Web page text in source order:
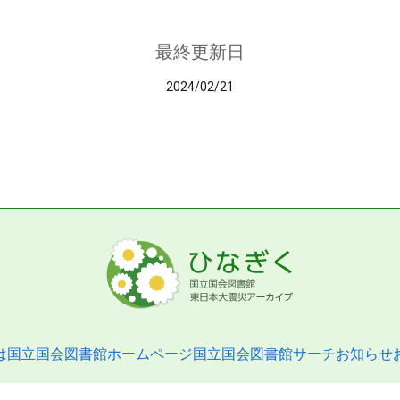
最終更新日
2024/02/21
国立国会図書館ホームページ国立国会図書館サーチお知らせ